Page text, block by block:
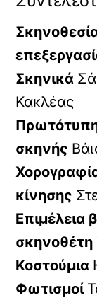
Σκηνικά
Κακλέας
Πρωτότυπη
σκηνής
κίνησης
Επιμέλεια
σκηνοθέτη
Κοστούμια
Φωτισμοί